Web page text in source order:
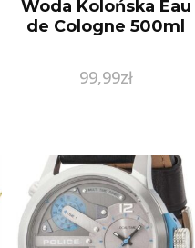
Woda Kolońska Eau
de Cologne 500ml
99,99zł